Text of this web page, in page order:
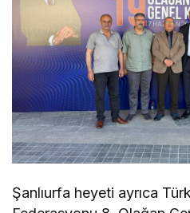
Şanlıurfa heyeti ayrıca